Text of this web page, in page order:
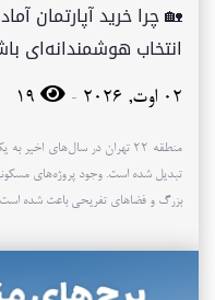
انتخاب هوشمندانه‌ای
02 اوت, 2026 -
منطقه ۲۲ تهران در سال‌های
تبدیل شده است. وجود پروژه‌های
بزرگ و فضاهای تفریحی باعث شده است